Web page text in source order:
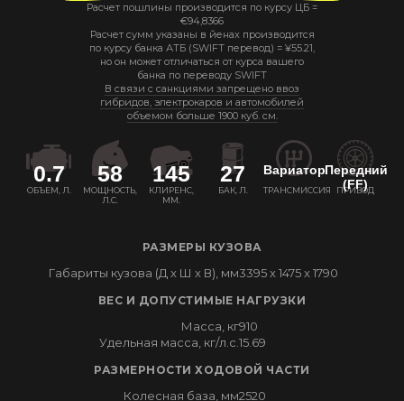
ОБЪЕМ, Л.
0.7
МОЩНОСТЬ,
Л.С.
58
КЛИРЕНС,
ММ.
145
БАК, Л.
27
ТРАНСМИССИЯ
Вариатор
ПРИВОД
Передний
(FF)
РАЗМЕРЫ КУЗОВА
Габариты кузова (Д x Ш x В), мм3395 x 1475 x 1790
ВЕС И ДОПУСТИМЫЕ НАГРУЗКИ
Масса, кг910
Удельная масса, кг/л.с. 15.69
РАЗМЕРНОСТИ ХОДОВОЙ ЧАСТИ
Колесная база, мм2520
Расчет пошлины производится по курсу ЦБ =
€94,8366
Расчет сумм указаны в йенах производится
по курсу банка АТБ (SWIFT перевод) = ¥55.21,
но он может отличаться от курса вашего
банка по переводу SWIFT
В связи с санкциями запрещено ввоз
гибридов, электрокаров и автомобилей
объемом больше 1900 куб. см.